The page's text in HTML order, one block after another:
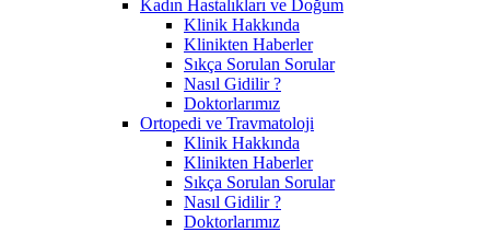
Kadın Hastalıkları ve Doğum
Klinik Hakkında
Klinikten Haberler
Sıkça Sorulan Sorular
Nasıl Gidilir ?
Doktorlarımız
Ortopedi ve Travmatoloji
Klinik Hakkında
Klinikten Haberler
Sıkça Sorulan Sorular
Nasıl Gidilir ?
Doktorlarımız